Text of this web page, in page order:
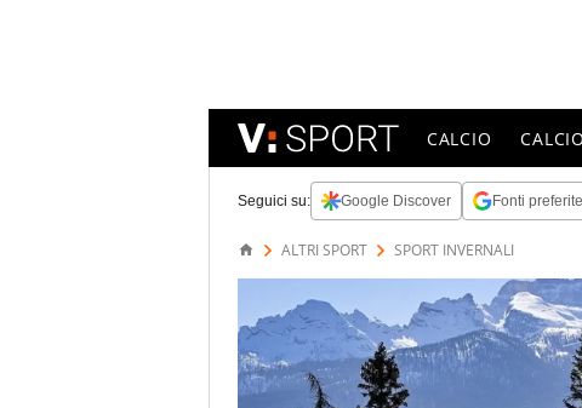
CALCIO
Seguici su: Google Discover Fonti preferite
ALTRI SPORT SPORT INVERNALI